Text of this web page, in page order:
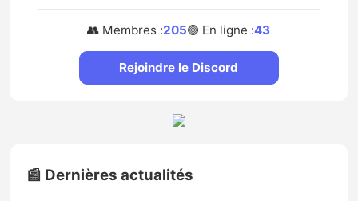
👥 Membres :205🟢 En ligne :43
Rejoindre le Discord
📰 Dernières actualités